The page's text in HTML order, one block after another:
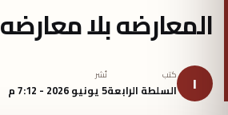
المعارضه بلا معارضه
ا كتب
السلطة الرابعة
نُشر
5 يونيو 2026 - 7:12 م